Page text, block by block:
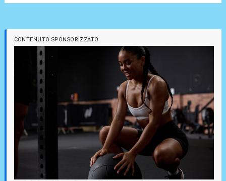
CONTENUTO SPONSORIZZATO